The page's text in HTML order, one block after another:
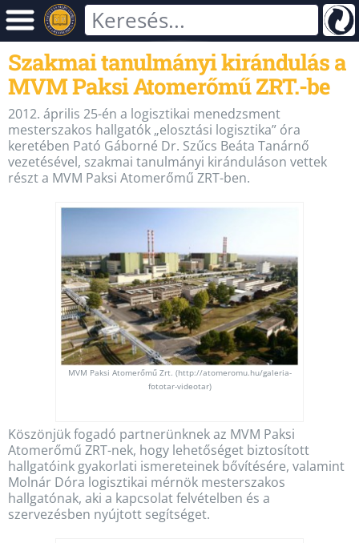
Szakmai tanulmányi kirándulás a
MVM Paksi Atomerőmű ZRT.-be
2012. április 25-én a logisztikai menedzsment
mesterszakos hallgatók „elosztási logisztika” óra
keretében Pató Gáborné Dr. Szűcs Beáta Tanárnő
vezetésével, szakmai tanulmányi kiránduláson vettek
részt a MVM Paksi Atomerőmű ZRT-ben.
MVM Paksi Atomerőmű Zrt. (http://atomeromu.hu/galeria-
fototar-videotar)
Köszönjük fogadó partnerünknek az MVM Paksi
Atomerőmű ZRT-nek, hogy lehetőséget biztosított
hallgatóink gyakorlati ismereteinek bővítésére, valamint
Molnár Dóra logisztikai mérnök mesterszakos
hallgatónak, aki a kapcsolat felvételben és a
szervezésben nyújtott segítséget.